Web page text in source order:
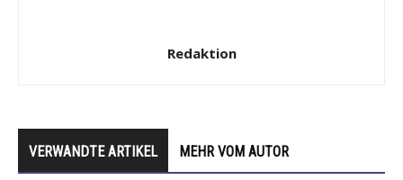
Redaktion
VERWANDTE ARTIKEL MEHR VOM AUTOR